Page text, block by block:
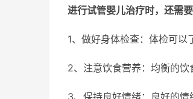
进行试管婴儿治疗时，还需
1、做好身体检查：体检可以
2、注意饮食营养：均衡的饮
3、保持良好情绪：良好的情